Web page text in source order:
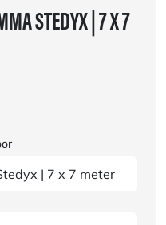
STEDYX | 7 X 7